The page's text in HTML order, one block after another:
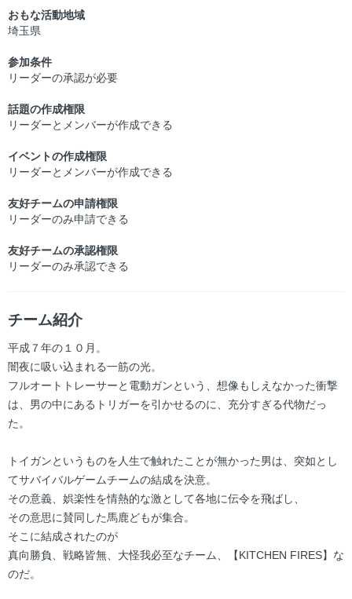
おもな活動地域
埼玉県
参加条件
リーダーの承認が必要
話題の作成権限
リーダーとメンバーが作成できる
イベントの作成権限
リーダーとメンバーが作成できる
友好チームの申請権限
リーダーのみ申請できる
友好チームの承認権限
リーダーのみ承認できる
チーム紹介
平成７年の１０月。
闇夜に吸い込まれる一筋の光。
フルオートトレーサーと電動ガンという、想像もしえなかった衝撃
は、男の中にあるトリガーを引かせるのに、充分すぎる代物だっ
た。
トイガンというものを人生で触れたことが無かった男は、突如とし
てサバイバルゲームチームの結成を決意。
その意義、娯楽性を情熱的な激として各地に伝令を飛ばし、
その意思に賛同した馬鹿どもが集合。
そこに結成されたのが
真向勝負、戦略皆無、大怪我必至なチーム、【KITCHEN FIRES】な
のだ。